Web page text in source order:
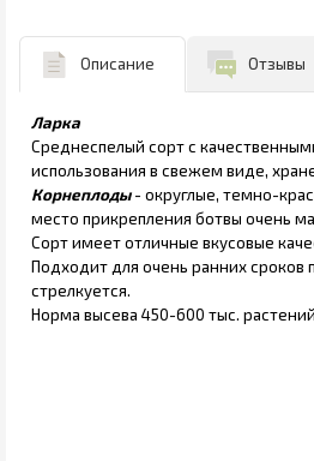
Описание Отзывы
Ларка
Среднеспелый сорт с
использования в свежем виде,
Корнеплоды- округлые, темно-
место прикрепления ботвы очень
Сорт имеет отличные вкусовые
Подходит для очень ранних сроков
стрелкуется.
Норма высева 450-600 тыс. растений